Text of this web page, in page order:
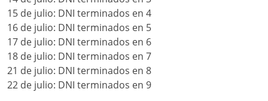
15 de julio: DNI terminados en 4
16 de julio: DNI terminados en 5
17 de julio: DNI terminados en 6
18 de julio: DNI terminados en 7
21 de julio: DNI terminados en 8
22 de julio: DNI terminados en 9